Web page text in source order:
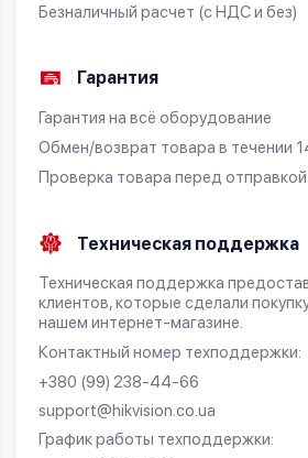
Безналичный расчет (с НДС и без)
Гарантия
Гарантия на всё оборудование
Обмен/возврат товара в течении
Проверка товара перед отправкой
Техническая поддержка
Техническая поддержка
клиентов, которые сделали
нашем интернет-магазине.
Контактный номер техподдержки:
+380 (99) 238-44-66
support@hikvision.co.ua
График работы техподдержки: